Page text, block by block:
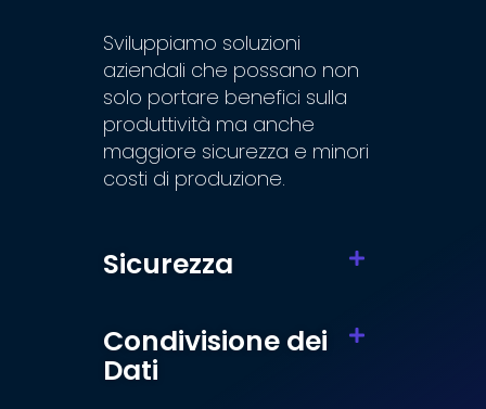
Sviluppiamo soluzioni
aziendali che possano non
solo portare benefici sulla
produttività ma anche
maggiore sicurezza e minori
costi di produzione.
Sicurezza
Condivisione dei
Dati